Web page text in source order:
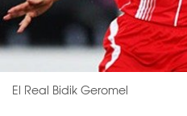
El Real Bidik Geromel